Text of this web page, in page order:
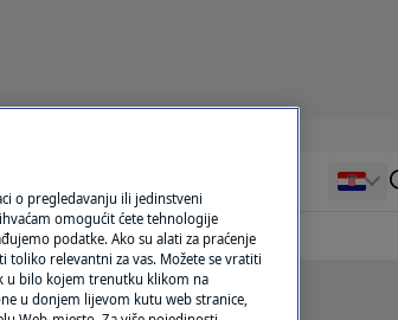
o pregledavanju ili jedinstveni
omogućit ćete tehnologije
podatke. Ako su alati za praćenje
toliko relevantni za vas. Možete se vratiti
u bilo kojem trenutku klikom na
u donjem lijevom kutu web stranice,